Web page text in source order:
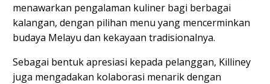
menawarkan pengalaman kuliner bagi berbagai
kalangan, dengan pilihan menu yang mencerminkan
budaya Melayu dan kekayaan tradisionalnya.
Sebagai bentuk apresiasi kepada pelanggan, Killiney
juga mengadakan kolaborasi menarik dengan